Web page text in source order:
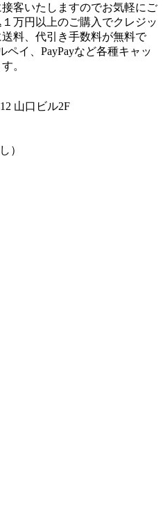
客いたしますのでお気軽にご
万円以上のご購入でクレジッ
料、代引き手数料が無料で
イ、PayPayなど各種キャッ
。
山口ビル2F
）